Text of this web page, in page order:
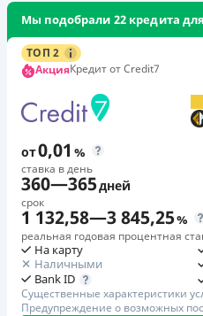
Мы подобрали 22 кредита
ТОП 2
АкцияКредит от Credit7
от0,01 %
ставка в день
360—365дней
срок
1 132,58—3 845,25%
реальная годовая процентная
На карту
Наличными
Bank ID
Существенные характеристики
Предупреждение о возможных